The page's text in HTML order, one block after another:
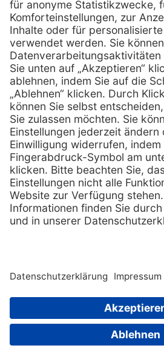
Telefon: 0800 - 888
Telefax: 0800 - 888
E-Mail: info @
Services
Fernwartung
Vorteile
Eigenmarke
Leasing
Techn. Service
Kataloge
Zertifikat